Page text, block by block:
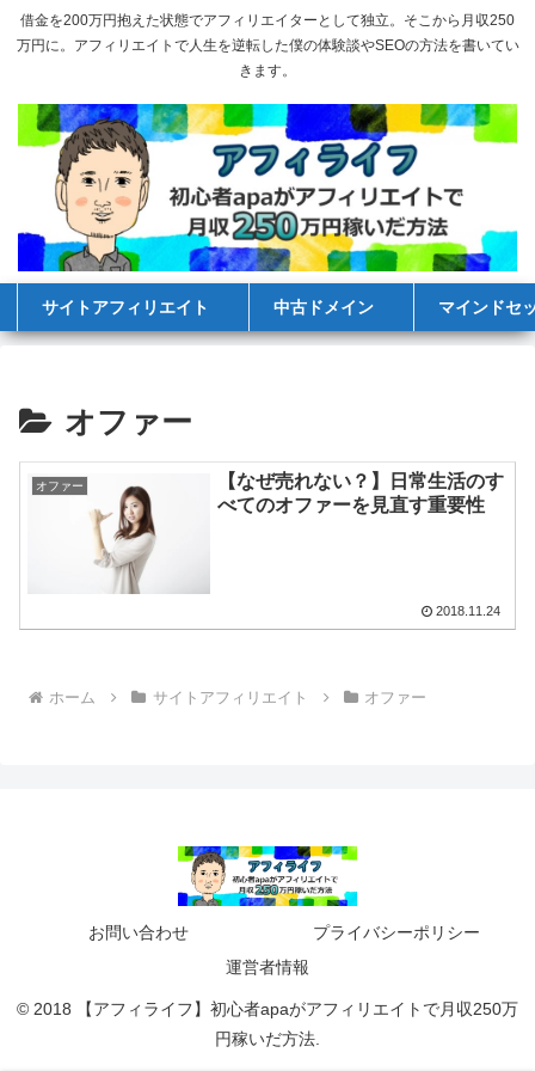
借金を200万円抱えた状態でアフィリエイターとして独立。そこから月収250
万円に。アフィリエイトで人生を逆転した僕の体験談やSEOの方法を書いてい
きます。
サイトアフィリエイト 中古ドメイン マインドセ
オファー
オファー
【なぜ売れない？】日常生活のす
べてのオファーを見直す重要性
2018.11.24
ホーム サイトアフィリエイト オファー
お問い合わせ
プライバシーポリシー
運営者情報
© 2018 【アフィライフ】初心者apaがアフィリエイトで月収250万
円稼いだ方法.